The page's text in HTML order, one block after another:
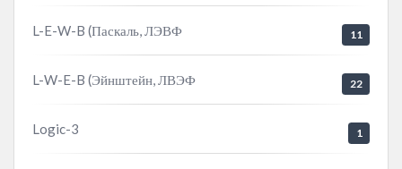
L-E-W-B (Паскаль, ЛЭВФ 11
L-W-E-B (Эйнштейн, ЛВЭФ 22
Logic-3 1